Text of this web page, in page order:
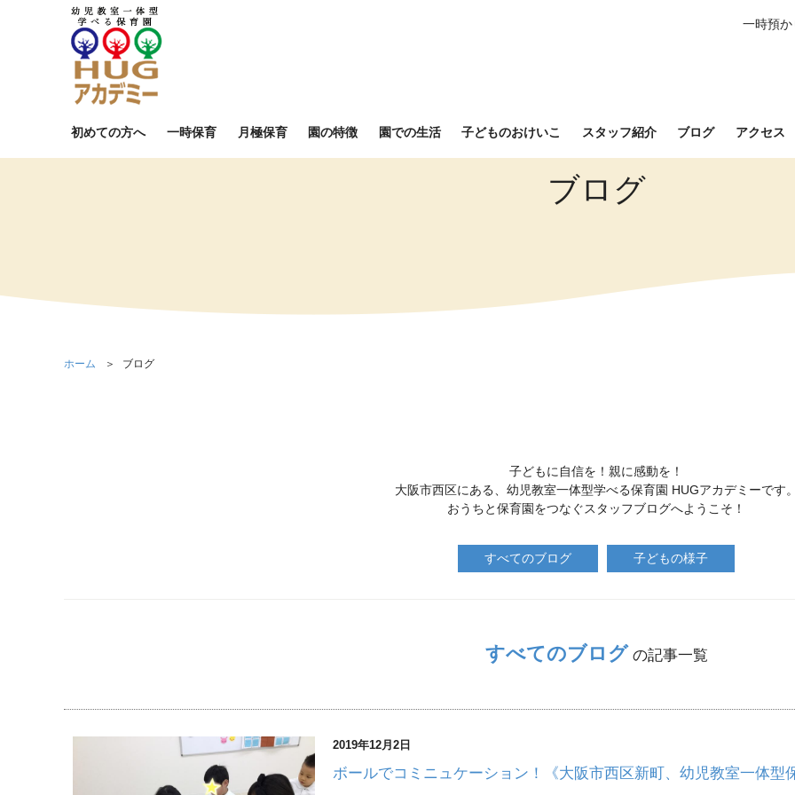
一時預
初めての方へ 一時保育 月極保育 園の特徴 園での生活 子どものおけいこ スタッフ紹介 ブログ アクセス
ブログ
ホーム ブログ
子どもに自信を！親に感動を！
大阪市西区にある、幼児教室一体型学べる保育園 HUGアカデミーです。
おうちと保育園をつなぐスタッフブログへようこそ！
すべてのブログ 子どもの様子
すべてのブログ の記事一覧
2019年12月2日
ボールでコミニュケーション！《大阪市西区新町、幼児教室一体型